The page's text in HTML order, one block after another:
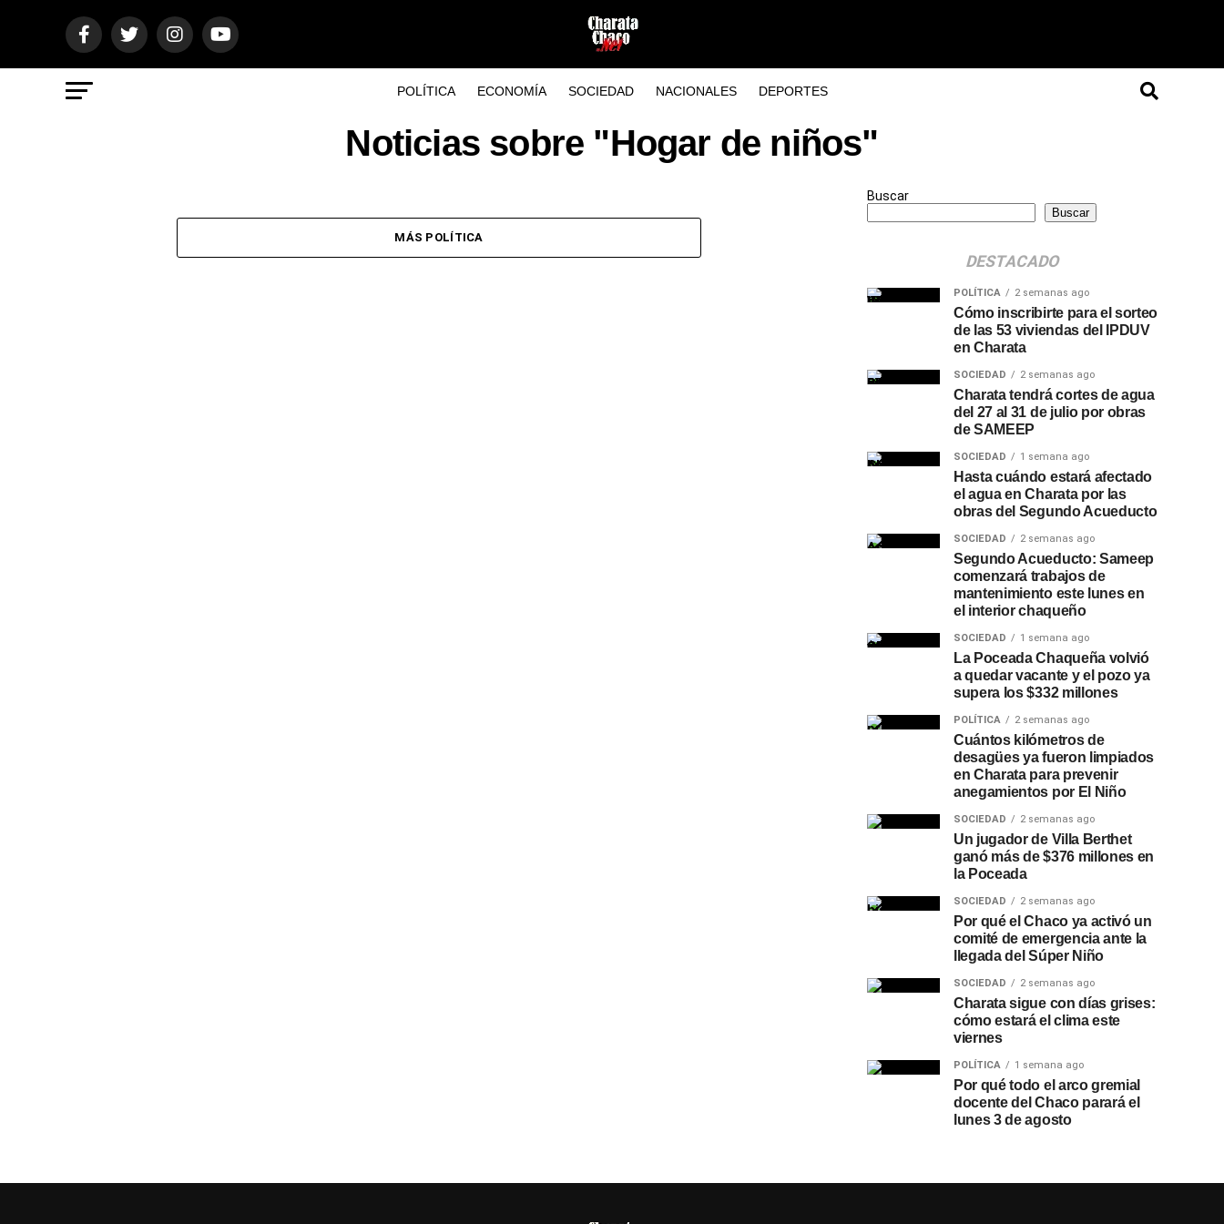
POLÍTICA ECONOMÍA SOCIEDAD NACIONALES DEPORTES
Noticias sobre "Hogar de niños"
MÁS POLÍTICA
Buscar
Buscar
DESTACADO
POLÍTICA 2 semanas ago
Cómo inscribirte para el sorteo
de las 53 viviendas del IPDUV
en Charata
SOCIEDAD 2 semanas ago
Charata tendrá cortes de agua
del 27 al 31 de julio por obras
de SAMEEP
SOCIEDAD 1 semana ago
Hasta cuándo estará afectado
el agua en Charata por las
obras del Segundo Acueducto
SOCIEDAD 2 semanas ago
Segundo Acueducto: Sameep
comenzará trabajos de
mantenimiento este lunes en
el interior chaqueño
SOCIEDAD 1 semana ago
La Poceada Chaqueña volvió
a quedar vacante y el pozo ya
supera los $332 millones
POLÍTICA 2 semanas ago
Cuántos kilómetros de
desagües ya fueron limpiados
en Charata para prevenir
anegamientos por El Niño
SOCIEDAD 2 semanas ago
Un jugador de Villa Berthet
ganó más de $376 millones en
la Poceada
SOCIEDAD 2 semanas ago
Por qué el Chaco ya activó un
comité de emergencia ante la
llegada del Súper Niño
SOCIEDAD 2 semanas ago
Charata sigue con días grises:
cómo estará el clima este
viernes
POLÍTICA 1 semana ago
Por qué todo el arco gremial
docente del Chaco parará el
lunes 3 de agosto